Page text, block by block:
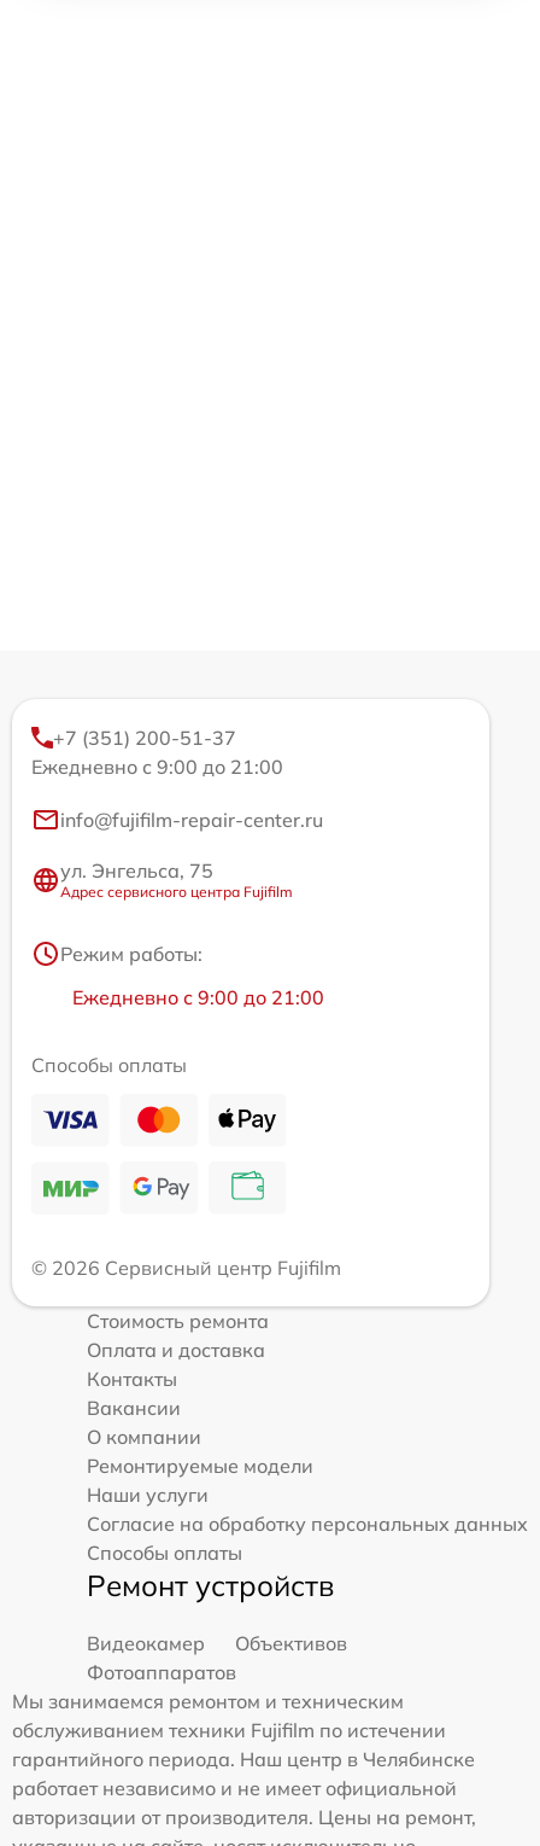
+7 (351) 200-51-37
Ежедневно с 9:00 до 21:00
info@fujifilm-repair-center.ru
ул. Энгельса, 75
Адрес сервисного центра Fujifilm
Режим работы:
Ежедневно с 9:00 до 21:00
Способы оплаты
© 2026 Сервисный центр Fujifilm
Стоимость ремонта
Оплата и доставка
Контакты
Вакансии
О компании
Ремонтируемые модели
Наши услуги
Согласие на обработку персональных данных
Способы оплаты
Ремонт устройств
Видеокамер
Объективов
Фотоаппаратов
Мы занимаемся ремонтом и техническим
обслуживанием техники Fujifilm по истечении
гарантийного периода. Наш центр в Челябинске
работает независимо и не имеет официальной
авторизации от производителя. Цены на ремонт,